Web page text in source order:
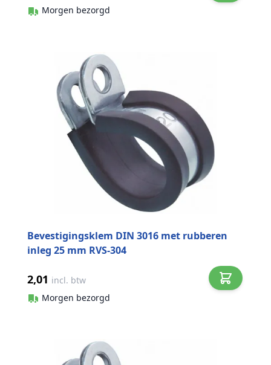
Morgen bezorgd
Bevestigingsklem DIN 3016 met rubberen
inleg 25 mm RVS-304
2,01 incl. btw
Morgen bezorgd